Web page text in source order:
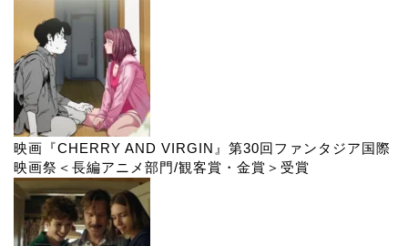
映画『CHERRY AND VIRGIN』第30回ファンタジア国際
映画祭＜長編アニメ部門/観客賞・金賞＞受賞